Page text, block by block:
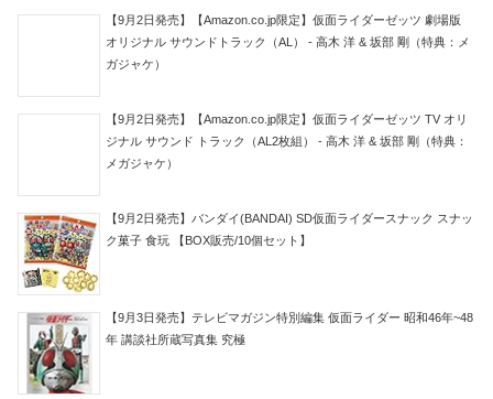
【9月2日発売】【Amazon.co.jp限定】仮面ライダーゼッツ 劇場版
オリジナル サウンドトラック（AL） - 高木 洋 & 坂部 剛（特典：メ
ガジャケ）
【9月2日発売】【Amazon.co.jp限定】仮面ライダーゼッツ TV オリ
ジナル サウンド トラック（AL2枚組） - 高木 洋 & 坂部 剛（特典：
メガジャケ）
【9月2日発売】バンダイ(BANDAI) SD仮面ライダースナック スナッ
ク菓子 食玩 【BOX販売/10個セット】
【9月3日発売】テレビマガジン特別編集 仮面ライダー 昭和46年~48
年 講談社所蔵写真集 究極